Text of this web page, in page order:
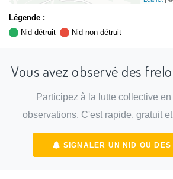
Légende :
Nid détruit
Nid non détruit
Vous avez observé des
Participez à la lutte collective
observations. C'est rapide, gratuit
SIGNALER UN NID OU DES